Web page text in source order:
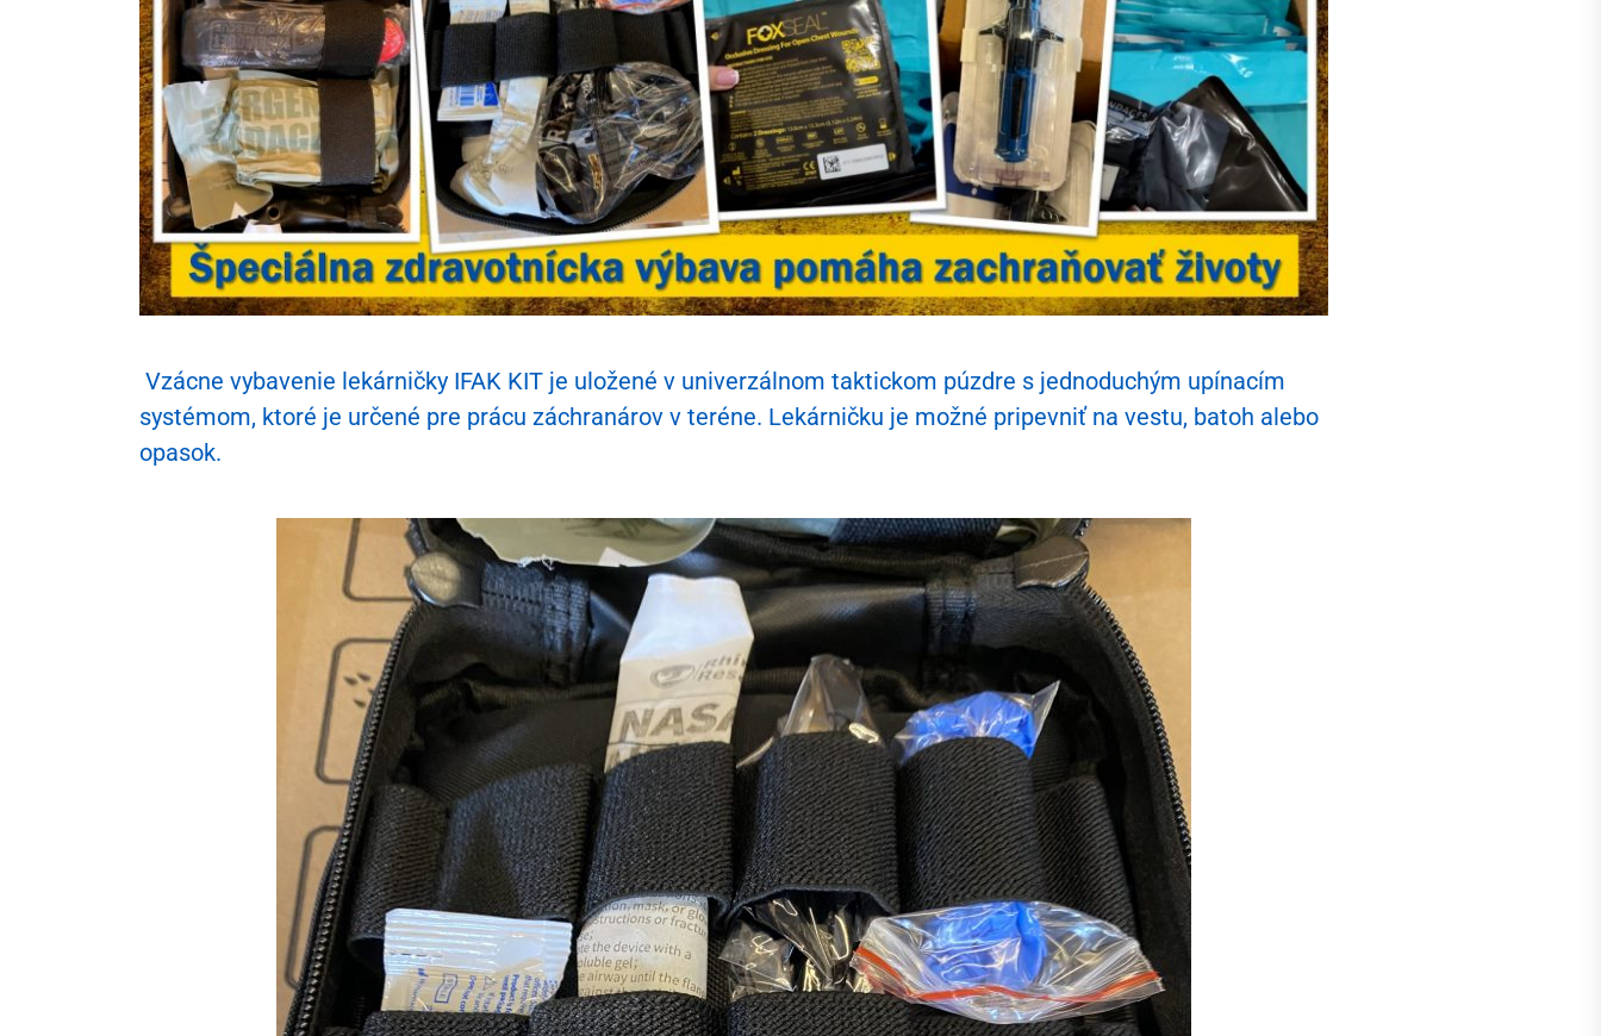
Vzácne vybavenie lekárničky IFAK KIT je uložené v univerzálnom taktickom púzdre s jednoduchým upínacím
systémom, ktoré je určené pre prácu záchranárov v teréne. Lekárničku je možné pripevniť na vestu, batoh alebo
opasok.